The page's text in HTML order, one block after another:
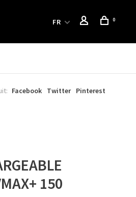
FR 0
Facebook Twitter Pinterest
150